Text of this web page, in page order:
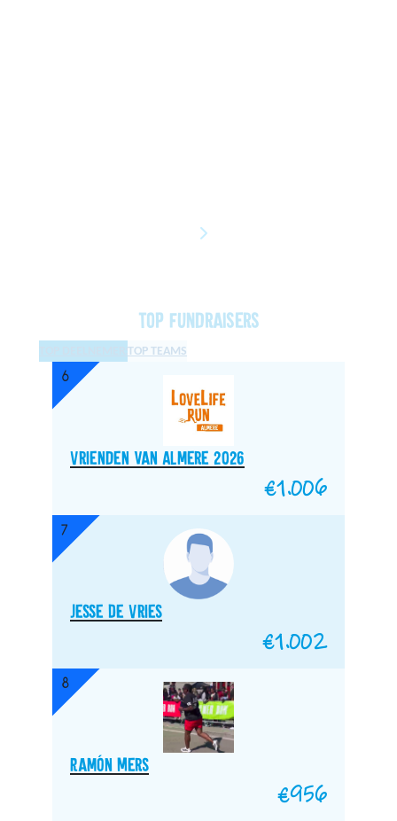
Top fundraisers
TOP DEELNEMERSTOP TEAMS
6
Vrienden van Almere 2026
€1.006
7
Jesse De Vries
€1.002
8
Ramón Mers
€956